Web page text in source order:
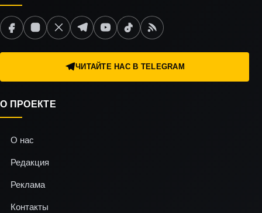
ЧИТАЙТЕ НАС В TELEGRAM
О ПРОЕКТЕ
О нас
Редакция
Реклама
Контакты